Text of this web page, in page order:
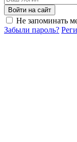
Войти на сайт
Не запоминать
Забыли пароль?